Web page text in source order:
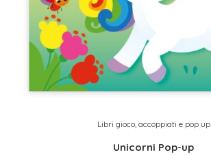
Libri gioco, accoppiati e pop up
Unicorni Pop-up